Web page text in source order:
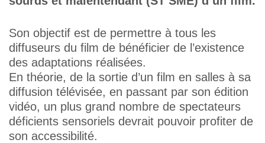
Son objectif est de permettre à tous les
diffuseurs du film de bénéficier de l’existence
des adaptations réalisées.
En théorie, de la sortie d’un film en salles à sa
diffusion télévisée, en passant par son édition
vidéo, un plus grand nombre de spectateurs
déficients sensoriels devrait pouvoir profiter de
son accessibilité.